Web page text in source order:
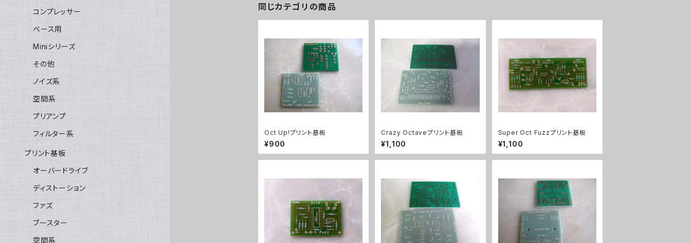
同じカテゴリの商品
Oct Up!プリント基板
¥900
Crazy Octaveプリント基板
¥1,100
Super Oct Fuzzプリント基板
¥1,100
コンプレッサー
ベース用
Miniシリーズ
その他
ノイズ系
空間系
プリアンプ
フィルター系
プリント基板
オーバードライブ
ディストーション
ファズ
ブースター
空間系